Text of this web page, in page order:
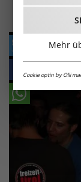
Mehr
Cookie optin by Olli